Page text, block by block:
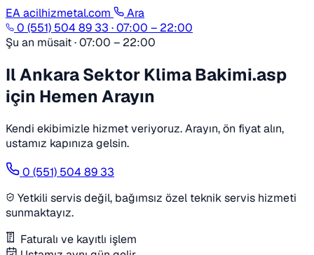
EAacilhizmetal.com
Ara
0 (551) 504 89 33 ·07:00 – 22:00
Şu an müsait · 07:00 – 22:00
Il Ankara Sektor Klima Bakimi.asp
için Hemen Arayın
Kendi ekibimizle hizmet veriyoruz. Arayın, ön fiyat alın,
ustamız kapınıza gelsin.
0 (551) 504 89 33
Yetkili servis değil, bağımsız özel teknik servis hizmeti
sunmaktayız.
Faturalı ve kayıtlı işlem